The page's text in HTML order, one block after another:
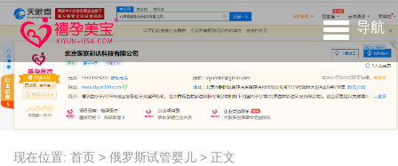
导航
现在位置: 首页 > 俄罗斯试管婴儿 > 正文